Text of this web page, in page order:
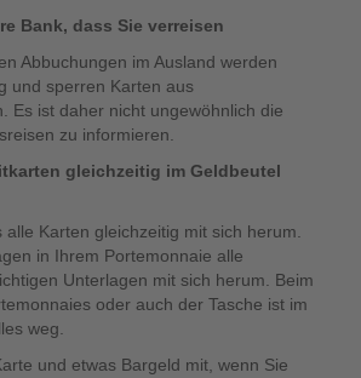
Bank, dass Sie verreisen
Abbuchungen im Ausland werden
und sperren Karten aus
Es ist daher nicht ungewöhnlich die
zu informieren.
gleichzeitig im Geldbeutel
Karten gleichzeitig mit sich herum.
in Ihrem Portemonnaie alle
Unterlagen mit sich herum. Beim
oder auch der Tasche ist im
weg.
und etwas Bargeld mit, wenn Sie